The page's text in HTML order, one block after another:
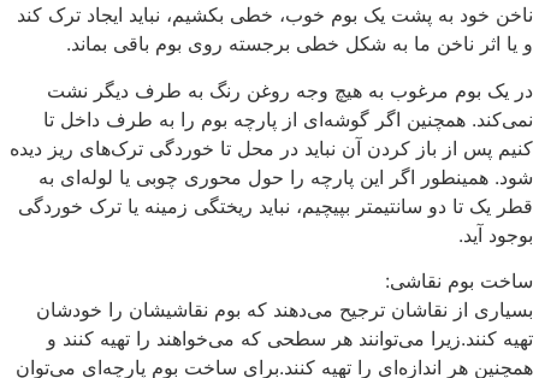
ناخن خود به پشت یک بوم خوب، خطی بکشیم، نباید ایجاد ترک کند
و یا اثر ناخن ما به شکل خطی برجسته روی بوم باقی بماند.
در یک بوم مرغوب به هیچ وجه روغن رنگ به طرف دیگر نشت
نمی‌کند. همچنین اگر گوشه‌ای از پارچه بوم را به طرف داخل تا
کنیم پس از باز کردن آن نباید در محل تا خوردگی ترک‌های ریز دیده
شود. همینطور اگر این پارچه را حول محوری چوبی یا لوله‌ای به
قطر یک تا دو سانتیمتر بپیچیم، نباید ریختگی زمینه یا ترک خوردگی
بوجود آید.
ساخت بوم نقاشی:
بسیاری از نقاشان ترجیح می‌دهند که بوم نقاشیشان را خودشان
تهیه کنند.زیرا می‌توانند هر سطحی که می‌خواهند را تهیه کنند و
همچنین هر اندازه‌ای را تهیه کنند.برای ساخت بوم پارچه‌ای می‌توان